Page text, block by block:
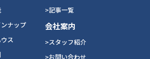
ナップ
ス
>記事一覧
会社案内
>スタッフ紹介
>お問い合わせ